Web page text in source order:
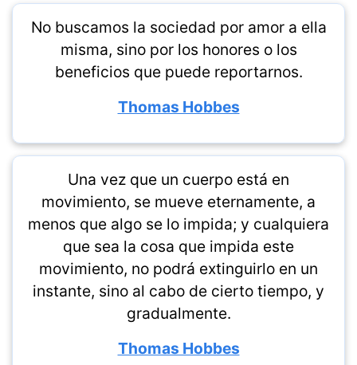
No buscamos la sociedad por amor a ella
misma, sino por los honores o los
beneficios que puede reportarnos.
Thomas Hobbes
Una vez que un cuerpo está en
movimiento, se mueve eternamente, a
menos que algo se lo impida; y cualquiera
que sea la cosa que impida este
movimiento, no podrá extinguirlo en un
instante, sino al cabo de cierto tiempo, y
gradualmente.
Thomas Hobbes